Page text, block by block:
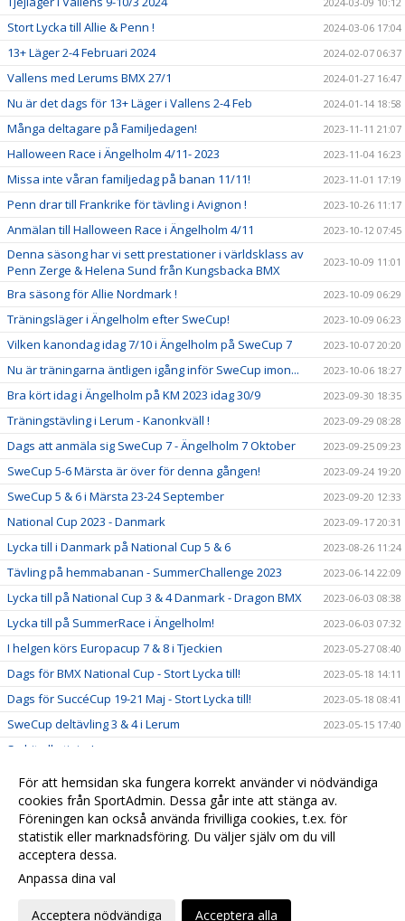
Stort Lycka till Allie & Penn ! 2024-03-06 17:04
13+ Läger 2-4 Februari 2024 2024-02-07 06:37
Vallens med Lerums BMX 27/1 2024-01-27 16:47
Nu är det dags för 13+ Läger i Vallens 2-4 Feb 2024-01-14 18:58
Många deltagare på Familjedagen! 2023-11-11 21:07
Halloween Race i Ängelholm 4/11- 2023 2023-11-04 16:23
Missa inte våran familjedag på banan 11/11! 2023-11-01 17:19
Penn drar till Frankrike för tävling i Avignon ! 2023-10-26 11:17
Anmälan till Halloween Race i Ängelholm 4/11 2023-10-12 07:45
Denna säsong har vi sett prestationer i världsklass av
Penn Zerge & Helena Sund från Kungsbacka BMX
2023-10-09 11:01
Bra säsong för Allie Nordmark ! 2023-10-09 06:29
Träningsläger i Ängelholm efter SweCup! 2023-10-09 06:23
Vilken kanondag idag 7/10 i Ängelholm på SweCup 7 2023-10-07 20:20
Nu är träningarna äntligen igång inför SweCup imon... 2023-10-06 18:27
Bra kört idag i Ängelholm på KM 2023 idag 30/9 2023-09-30 18:35
Träningstävling i Lerum - Kanonkväll ! 2023-09-29 08:28
Dags att anmäla sig SweCup 7 - Ängelholm 7 Oktober 2023-09-25 09:23
SweCup 5-6 Märsta är över för denna gången! 2023-09-24 19:20
SweCup 5 & 6 i Märsta 23-24 September 2023-09-20 12:33
National Cup 2023 - Danmark 2023-09-17 20:31
Lycka till i Danmark på National Cup 5 & 6 2023-08-26 11:24
Tävling på hemmabanan - SummerChallenge 2023 2023-06-14 22:09
Lycka till på National Cup 3 & 4 Danmark - Dragon BMX 2023-06-03 08:38
Lycka till på SummerRace i Ängelholm! 2023-06-03 07:32
I helgen körs Europacup 7 & 8 i Tjeckien 2023-05-27 08:40
Dags för BMX National Cup - Stort Lycka till! 2023-05-18 14:11
Dags för SuccéCup 19-21 Maj - Stort Lycka till! 2023-05-18 08:41
SweCup deltävling 3 & 4 i Lerum 2023-05-15 17:40
Se hit alla tjejer!
Härlig tävlingshelg för Kungsbacka BMX 2023-05-01 08:00
Tävlingskalender 2023 2023-01-25 12:32
Nu börjar vi använda sportadmin 2022-09-30 19:29
inställningar
Webbversion
För att hemsidan ska fungera korrekt använder vi nödvändiga
cookies från SportAdmin. Dessa går inte att stänga av.
Föreningen kan också använda frivilliga cookies, t.ex. för
statistik eller marknadsföring. Du väljer själv om du vill
acceptera dessa.
Anpassa dina val
Acceptera nödvändiga Acceptera alla